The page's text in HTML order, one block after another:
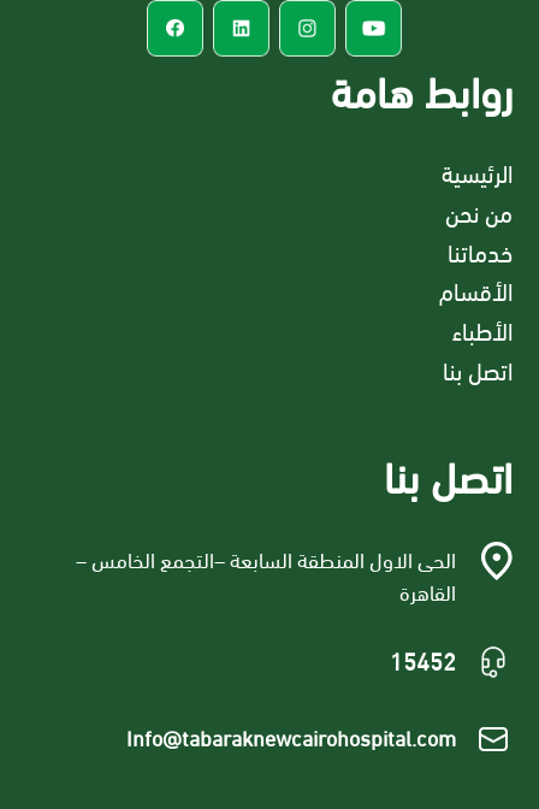
اتصل بنا
الحى الاول المنطقة السابعة –التجمع الخامس –
القاهرة
15452
Info@tabaraknewcairohospital.com
روابط هامة
الرئيسية
من نحن
خدماتنا
الأقسام
الأطباء
اتصل بنا